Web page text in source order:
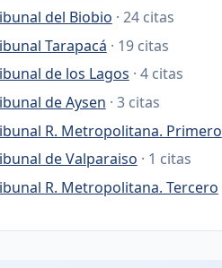
del Biobio · 24 citas
Tarapacá · 19 citas
de los Lagos · 4 citas
de Aysen · 3 citas
R. Metropolitana. Primero
de Valparaiso · 1 citas
R. Metropolitana. Tercero